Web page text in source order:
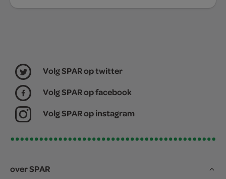
Volg SPAR op twitter
Volg SPAR op facebook
Volg SPAR op instagram
over SPAR